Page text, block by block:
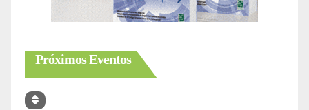
Próximos Eventos